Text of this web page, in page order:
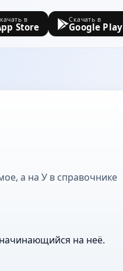
в
Store
Скачать в
Google Play
а на У в справочнике
на неё.